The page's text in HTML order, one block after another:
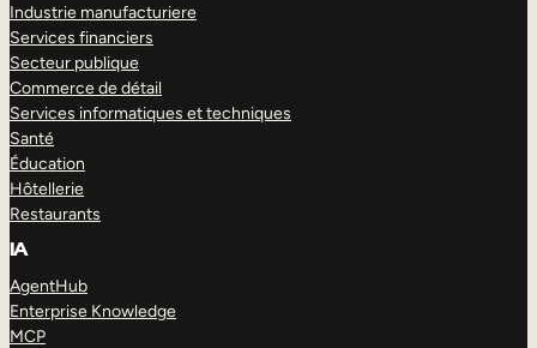
Industrie manufacturiere
Services financiers
Secteur publique
Commerce de détail
Services informatiques et techniques
Santé
Éducation
Hôtellerie
Restaurants
IA
AgentHub
Enterprise Knowledge
MCP